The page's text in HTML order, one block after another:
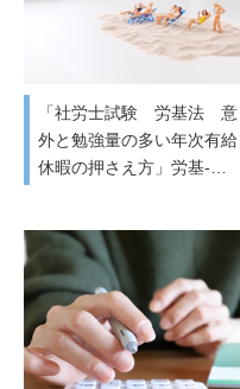
「社労士試験 労基法 意
外と勉強量の多い年次有給
休暇の押さえ方」労基-…